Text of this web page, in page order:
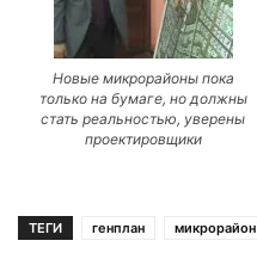
Новые микрорайоны пока
только на бумаге, но должны
стать реальностью, уверены
проектировщики
ТЕГИ генплан микрорайон